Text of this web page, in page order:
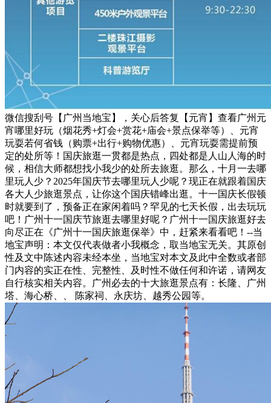
微信搜刮号【广州当地宝】，关心后答复【元宵】查看广州元
宵哪里好玩（烟花秀+灯会+赏花+庙会+景点保举等）、元宵
玩耍若何省钱（购票+出行+购物优惠）、元宵玩耍需提前预
定的处所等！国庆旅逛一贯都是热点，四处都是人山人海的时
候，相信大师都想找小我少的处所去旅逛。那么，十月一去哪
里玩人少？2025年国庆节去哪里玩人少呢？现正在就跟着国庆
各大人少旅逛景点，让你这个国庆错峰出逛。十一国庆长假顿
时就要到了，预备正在家闲着吗？罕见的七天长假，出去玩玩
吧！广州十一国庆节旅逛去哪里好呢？广州十一国庆旅逛好去
向尽正在《广州十一国庆旅逛保举》中，赶紧来看看吧！--当
地宝声明：本文仅代表做者小我概念，取当地宝无关。其原创
性及文中陈述内容未经本坐，当地宝对本文及此中全数或者部
门内容的实正在性、完整性、及时性不做任何和许诺，请网友
自行核实相关内容。广州必去的十大旅逛景点有：长隆、广州
塔、海心桥、、 陈家祠、永庆坊、越秀公园等。